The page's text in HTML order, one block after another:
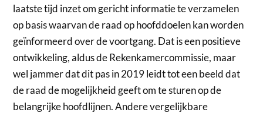
laatste tijd inzet om gericht informatie te verzamelen
op basis waarvan de raad op hoofddoelen kan worden
geïnformeerd over de voortgang. Dat is een positieve
ontwikkeling, aldus de Rekenkamercommissie, maar
wel jammer dat dit pas in 2019 leidt tot een beeld dat
de raad de mogelijkheid geeft om te sturen op de
belangrijke hoofdlijnen. Andere vergelijkbare